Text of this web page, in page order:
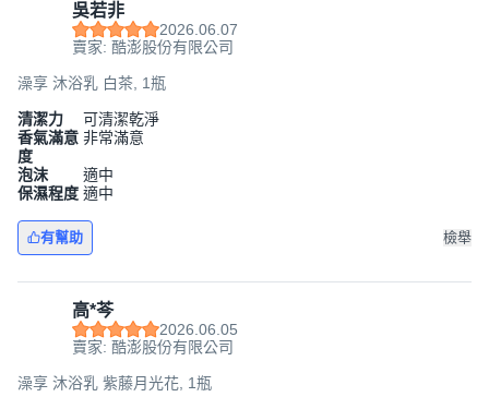
吳若非
2026.06.07
賣家: 酷澎股份有限公司
澡享 沐浴乳 白茶, 1瓶
清潔力
可清潔乾淨
香氣滿意
度
非常滿意
泡沫
適中
保濕程度 適中
有幫助 檢舉
高*芩
2026.06.05
賣家: 酷澎股份有限公司
澡享 沐浴乳 紫藤月光花, 1瓶